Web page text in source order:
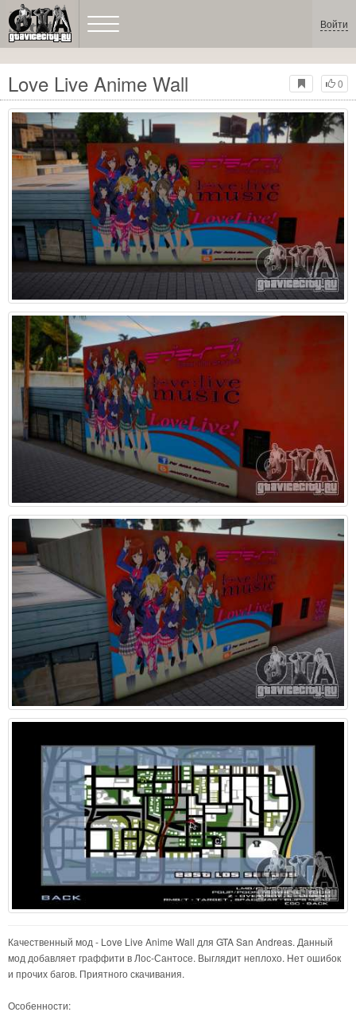
Войти
0
Love Live Anime Wall
Качественный мод - Love Live Anime Wall для GTA San Andreas. Данный
мод добавляет граффити в Лос-Сантосе. Выглядит неплохо. Нет ошибок
и прочих багов. Приятного скачивания.
Особенности: